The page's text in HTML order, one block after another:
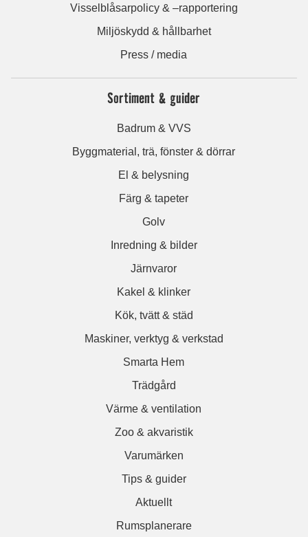
Visselblåsarpolicy & –rapportering
Miljöskydd & hållbarhet
Press / media
Sortiment & guider
Badrum & VVS
Byggmaterial, trä, fönster & dörrar
El & belysning
Färg & tapeter
Golv
Inredning & bilder
Järnvaror
Kakel & klinker
Kök, tvätt & städ
Maskiner, verktyg & verkstad
Smarta Hem
Trädgård
Värme & ventilation
Zoo & akvaristik
Varumärken
Tips & guider
Aktuellt
Rumsplanerare